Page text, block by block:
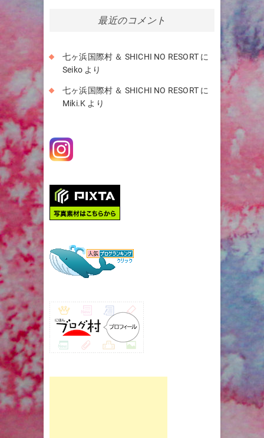
最近のコメント
七ヶ浜国際村 ＆ SHICHI NO RESORT に
Seiko より
七ヶ浜国際村 ＆ SHICHI NO RESORT に
Miki.K より